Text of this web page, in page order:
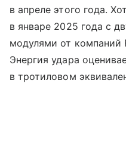
в апреле этого года.
в январе 2025 года с
модулями от компаний
Энергия удара
в тротиловом